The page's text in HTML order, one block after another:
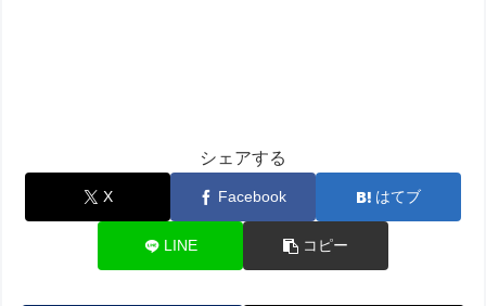
シェアする
X Facebook はてブ
LINE コピー